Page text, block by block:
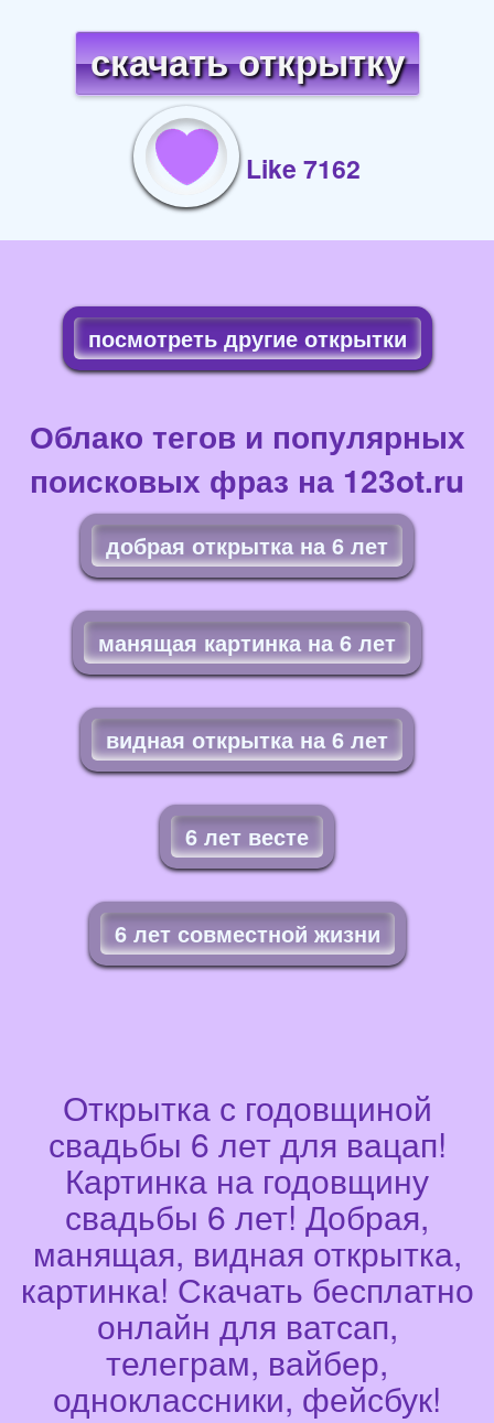
скачать открытку
Like 7162
посмотреть другие открытки
Облако тегов и популярных
поисковых фраз на 123ot.ru
добрая открытка на 6 лет
манящая картинка на 6 лет
видная открытка на 6 лет
6 лет весте
6 лет совместной жизни
Открытка с годовщиной
свадьбы 6 лет для вацап!
Картинка на годовщину
свадьбы 6 лет! Добрая,
манящая, видная открытка,
картинка! Скачать бесплатно
онлайн для ватсап,
телеграм, вайбер,
одноклассники, фейсбук!